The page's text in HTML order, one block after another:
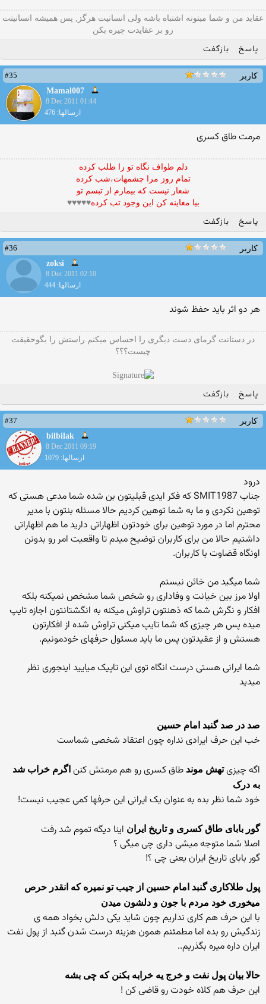
عقاید من و شما میتونه اشتباه باشه ولی انسانیت هرگز, پس همیشه انسانیتت
رو بر عقایدت چیره بکن
پاسخ بازگفت
کاربر
#35
Mamal007
8 Dec 2011 01:44
ارسالها: 476
مرمت طاق كسرى
دلم طواف نگاه تو را طلب کرده
تمام روز مرا چشمهات،شب کرده
شعار نيست که بيمارم از تبسم تو
بيا معاينه کن اين وجود تب کرده♥♥♥♥♥
پاسخ بازگفت
کاربر
#36
zoksi
8 Dec 2011 02:10
ارسالها: 444
هر دو اثر بايد حفظ شوند
در دستانت گرمای دست دیگری را احساس میکنم.راستش را بگوحقیقت
چیست؟؟؟
پاسخ بازگفت
کاربر
#37
bilbilak
8 Dec 2011 09:19
ارسالها: 1079
درود
جناب SMIT1987 که فکر ایدی قبلیتون بن شده شما مدعی هستی که
توهین نکردی و ما به شما توهین کردیم حالا مسئله بنتون با مدیر
محترم اما در مورد توهین برای خودتون اظهاراتی دارید ما هم اظهاراتی
داشتیم حالا من برای کاربران توضیح میدم تا واقعیت امر رو بدونن
اونگاه قضاوت با کاربران.
شما میگید من خائن نیستم
اولا مرز بین خیانت و وفاداری رو شخص شما مشخص نمیکنه بلکه
افکار و نگرش شما که ذهنتون تراوش میکنه به انگشتانتون اجازه تایپ
میده پس هر چیزی که شما تایپ میکنی تراوش شده از افکارتون
هستش و از عقیدتون پس ما باید مسئول حرفهای خودمونیم.
شما ایرانی هستی درست انگاه توی این تاپیک میایید اینجوری نظر
میدید
صد در صد گنبد امام حسین
خب این حرف ایرادی نداره چون اعتقاد شخصی شماست
اگه چیزیتهش موند طاق کسری رو هم مرمتش کنن اگرم خراب شد
به درک
خود شما نظر بده به عنوان یک ایرانی این حرفها کمی عجیب نیست!
گور بابای طاق کسری و تاریخ ایران اینا دیگه تموم شد رفت
اصلا شما متوجه میشی داری چی میگی ؟
گور بابای تاریخ ایران یعنی چی ؟!
پول طلاکاری گنبد امام حسین از جیب تو نمیره که انقدر حرص
میخوری خود مردم با جون و دلشون میدن
با این حرف هم کاری نداریم چون شاید یکی دلش بخواد همه ی
زندگیش رو بده اما مطمئنم همون هزینه درست شدن گنبد از پول نفت
ایران داره میره بگذریم..
حالا بیان پول نفت و خرج یه خرابه بکنن که چی بشه
این حرف هم کلاه خودت رو قاضی کن !